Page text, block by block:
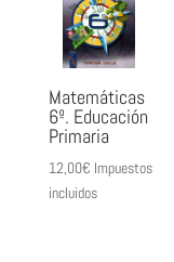
Matemáticas
6º. Educación
Primaria
12,00€ Impuestos
incluidos